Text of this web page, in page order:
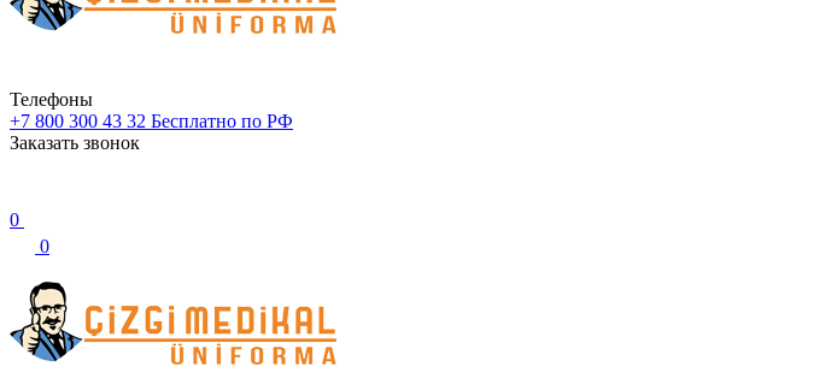
Телефоны
+7 800 300 43 32 Бесплатно по РФ
Заказать звонок
0
0